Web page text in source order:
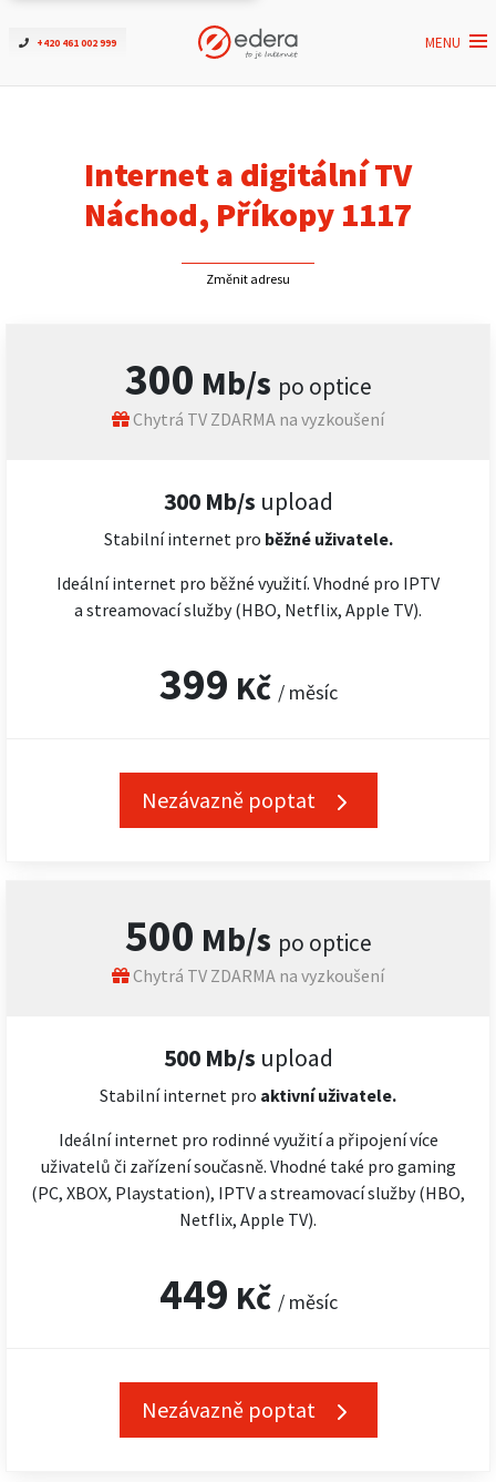
+420 461 002 999 MENU
Ověřit dostupnost
ČEZNET TV
Kontakt
Internet a digitální TV
Náchod, Příkopy 1117
Změnit adresu
300 Mb/s po optice
Chytrá TV ZDARMA na vyzkoušení
300 Mb/s upload
Stabilní internet pro běžné uživatele.
Ideální internet pro běžné využití. Vhodné pro IPTV
a streamovací služby (HBO, Netflix, Apple TV).
399 Kč / měsíc
Nezávazně poptat
500 Mb/s po optice
Chytrá TV ZDARMA na vyzkoušení
500 Mb/s upload
Stabilní internet pro aktivní uživatele.
Ideální internet pro rodinné využití a připojení více
uživatelů či zařízení současně. Vhodné také pro gaming
(PC, XBOX, Playstation), IPTV a streamovací služby (HBO,
Netflix, Apple TV).
449 Kč / měsíc
Nezávazně poptat